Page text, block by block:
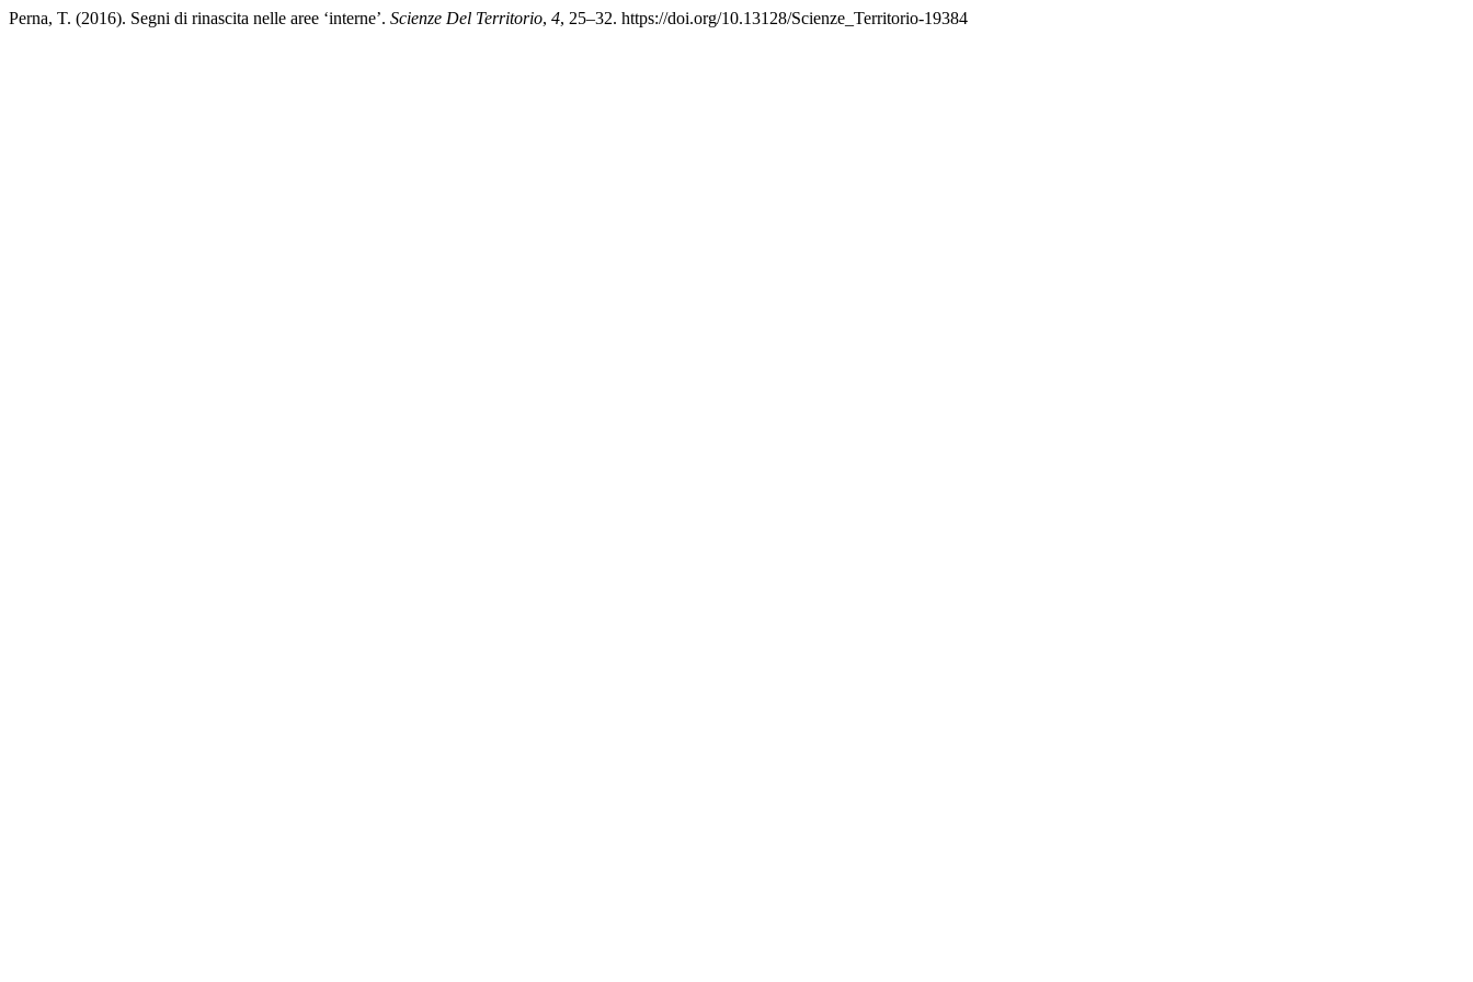
Perna, T. (2016). Segni di rinascita nelle aree ‘interne’. Scienze Del Territorio, 4, 25–32. https://doi.org/10.13128/Scienze_Territorio-19384